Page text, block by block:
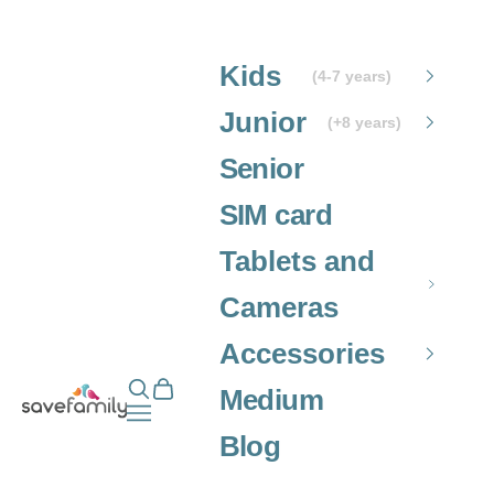
Grupo SaveFamily S.L.
Open search
Open cart
Open navigation menu
Kids (4-7 years)
Junior (+8 years)
Senior
SIM card
Tablets and
Cameras
Accessories
Medium
Blog